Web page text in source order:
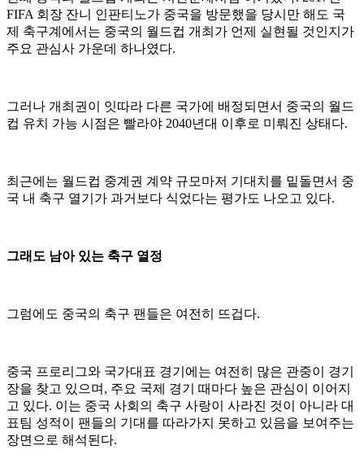
FIFA 회장 잔니 인판티노가 중국을 방문했을 당시만 해도 국
제 축구계에서는 중국의 월드컵 개최가 언제 실현될 것인지가
주요 관심사 가운데 하나였다.
그러나 개최권이 잇따라 다른 국가에 배정되면서 중국의 월드
컵 유치 가능 시점은 빨라야 2040년대 이후로 미뤄진 상태다.
최근에는 월드컵 중계권 계약 규모마저 기대치를 밑돌면서 중
국 내 축구 열기가 과거보다 식었다는 평가도 나오고 있다.
그래도 남아 있는 축구 열정
그럼에도 중국의 축구 팬들은 여전히 뜨겁다.
중국 프로리그와 국가대표 경기에는 여전히 많은 관중이 경기
장을 찾고 있으며, 주요 국제 경기 때마다 높은 관심이 이어지
고 있다. 이는 중국 사회의 축구 사랑이 사라진 것이 아니라 대
표팀 성적이 팬들의 기대를 따라가지 못하고 있음을 보여주는
장면으로 해석된다.